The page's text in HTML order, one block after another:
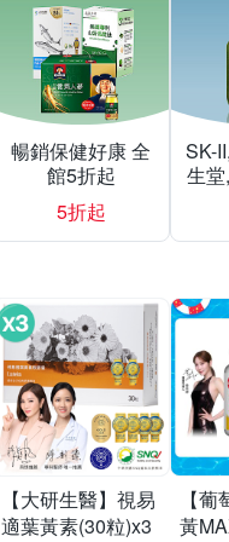
暢銷保健好康 全
館5折起
5折起
SK-
生
蓮
【大研生醫】視易
適葉黃素(30粒)x3
【
黃